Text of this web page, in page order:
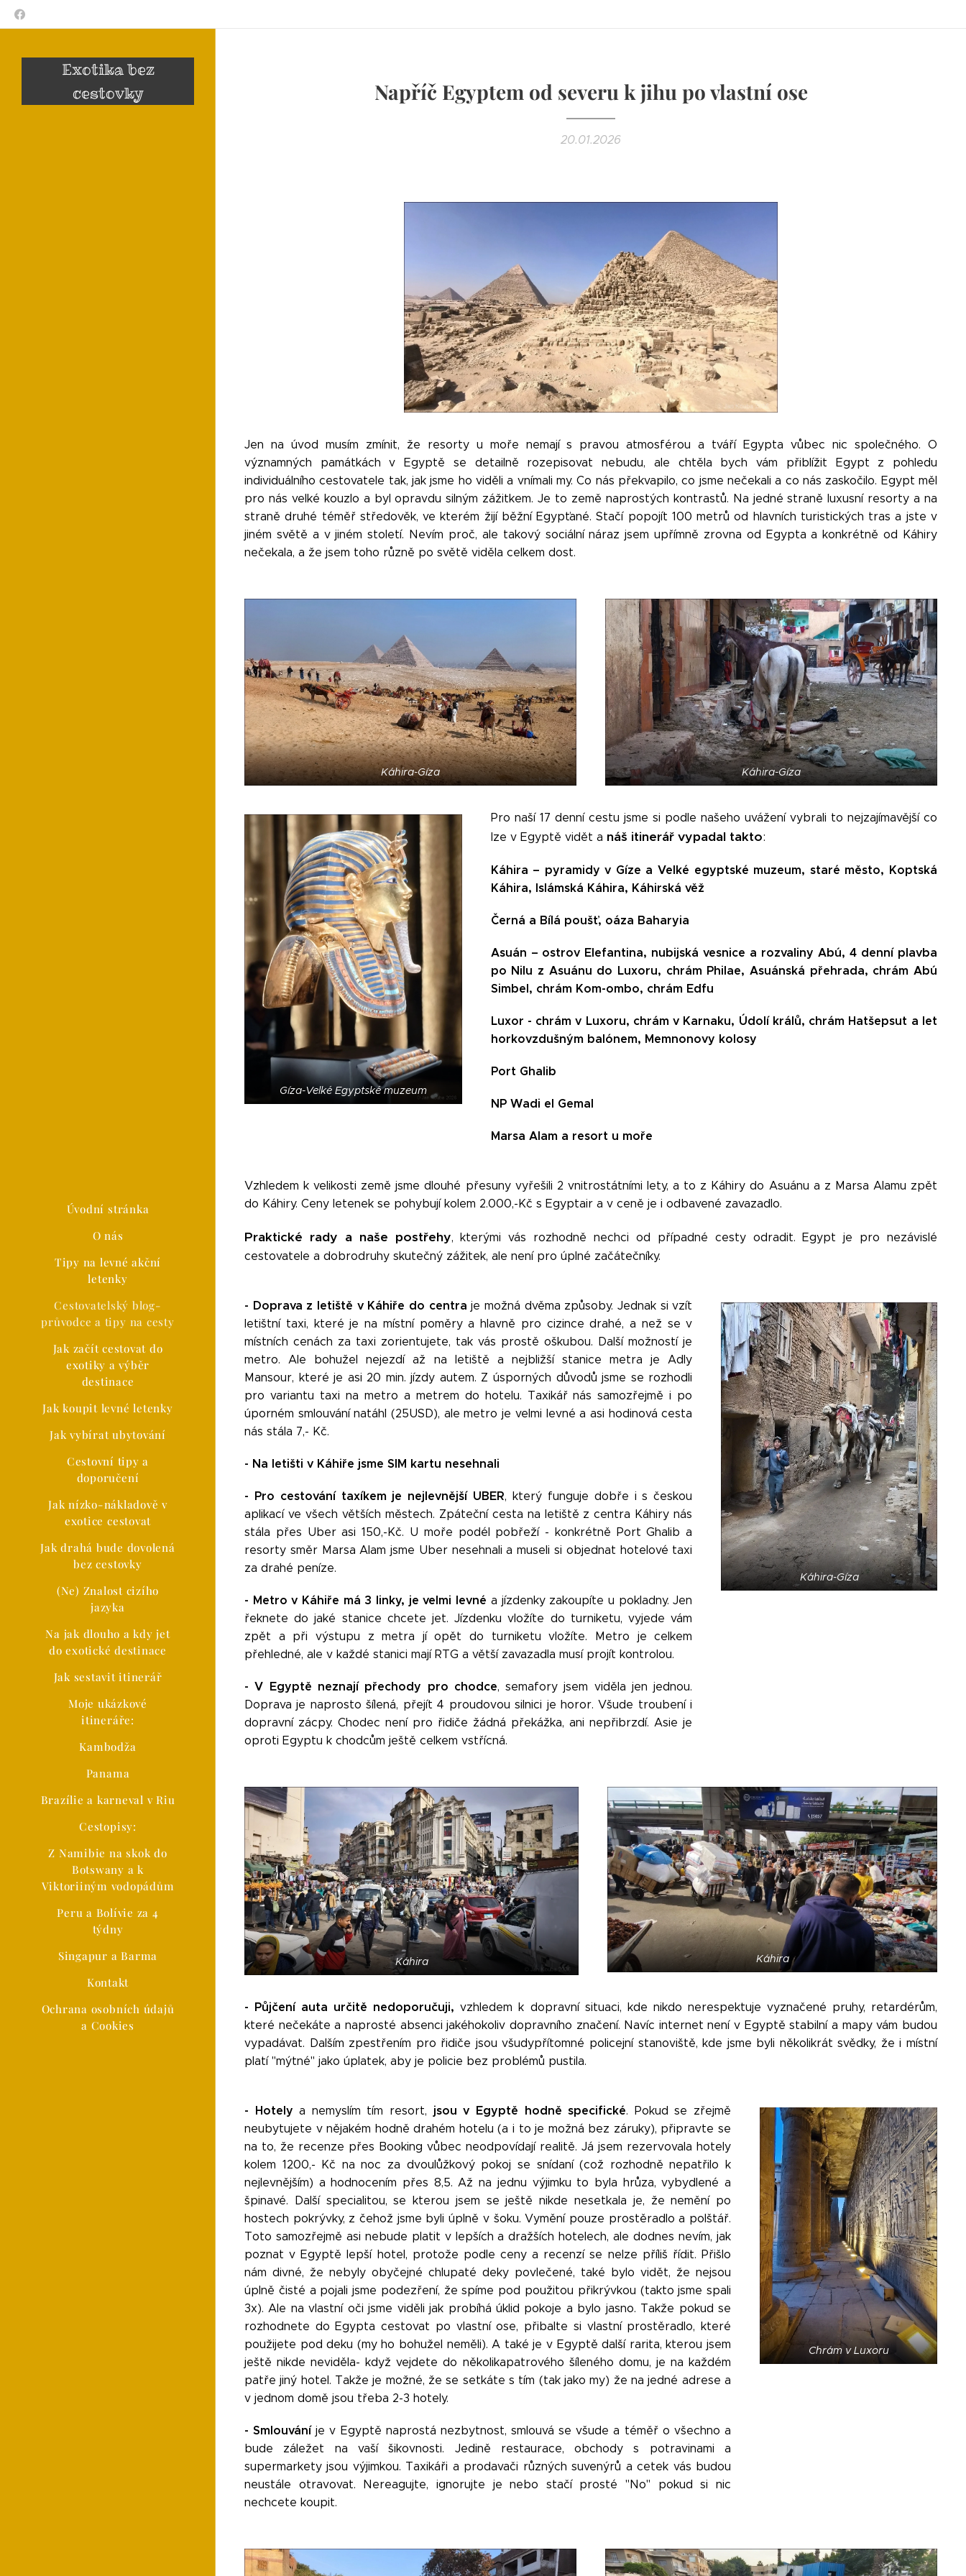
Exotika bez
cestovky
Úvodní stránka
O nás
Tipy na levné akční
letenky
Cestovatelský blog-
průvodce a tipy na cesty
Jak začít cestovat do
exotiky a výběr
destinace
Jak koupit levné letenky
Jak vybírat ubytování
Cestovní tipy a
doporučení
Jak nízko-nákladově v
exotice cestovat
Jak drahá bude dovolená
bez cestovky
(Ne) Znalost cizího
jazyka
Na jak dlouho a kdy jet
do exotické destinace
Jak sestavit itinerář
Moje ukázkové
itineráře:
Kambodža
Panama
Brazílie a karneval v Riu
Cestopisy:
Z Namibie na skok do
Botswany a k
Viktoriiným vodopádům
Peru a Bolívie za 4
týdny
Singapur a Barma
Kontakt
Ochrana osobních údajů
a Cookies
Napříč Egyptem od severu k jihu po vlastní ose
20.01.2026
Jen na úvod musím zmínit, že resorty u moře nemají s pravou atmosférou a tváří Egypta vůbec nic společného. O
významných památkách v Egyptě se detailně rozepisovat nebudu, ale chtěla bych vám přiblížit Egypt z pohledu
individuálního cestovatele tak, jak jsme ho viděli a vnímali my. Co nás překvapilo, co jsme nečekali a co nás zaskočilo. Egypt měl
pro nás velké kouzlo a byl opravdu silným zážitkem. Je to země naprostých kontrastů. Na jedné straně luxusní resorty a na
straně druhé téměř středověk, ve kterém žijí běžní Egypťané. Stačí popojít 100 metrů od hlavních turistických tras a jste v
jiném světě a v jiném století. Nevím proč, ale takový sociální náraz jsem upřímně zrovna od Egypta a konkrétně od Káhiry
nečekala, a že jsem toho různě po světě viděla celkem dost.
Káhira-Gíza Káhira-Gíza
Gíza-Velké Egyptské muzeum
Pro naší 17 denní cestu jsme si podle našeho uvážení vybrali to nejzajímavější co
lze v Egyptě vidět a náš itinerář vypadal takto:
Káhira – pyramidy v Gíze a Velké egyptské muzeum, staré město, Koptská
Káhira, Islámská Káhira, Káhirská věž
Černá a Bílá poušť, oáza Baharyia
Asuán – ostrov Elefantina, nubijská vesnice a rozvaliny Abú, 4 denní plavba
po Nilu z Asuánu do Luxoru, chrám Philae, Asuánská přehrada, chrám Abú
Simbel, chrám Kom-ombo, chrám Edfu
Luxor - chrám v Luxoru, chrám v Karnaku, Údolí králů, chrám Hatšepsut a let
horkovzdušným balónem, Memnonovy kolosy
Port Ghalib
NP Wadi el Gemal
Marsa Alam a resort u moře
Vzhledem k velikosti země jsme dlouhé přesuny vyřešili 2 vnitrostátními lety, a to z Káhiry do Asuánu a z Marsa Alamu zpět
do Káhiry. Ceny letenek se pohybují kolem 2.000,-Kč s Egyptair a v ceně je i odbavené zavazadlo.
Praktické rady a naše postřehy, kterými vás rozhodně nechci od případné cesty odradit. Egypt je pro nezávislé
cestovatele a dobrodruhy skutečný zážitek, ale není pro úplné začátečníky.
- Doprava z letiště v Káhiře do centra je možná dvěma způsoby. Jednak si vzít
letištní taxi, které je na místní poměry a hlavně pro cizince drahé, a než se v
místních cenách za taxi zorientujete, tak vás prostě oškubou. Další možností je
metro. Ale bohužel nejezdí až na letiště a nejbližší stanice metra je Adly
Mansour, které je asi 20 min. jízdy autem. Z úsporných důvodů jsme se rozhodli
pro variantu taxi na metro a metrem do hotelu. Taxikář nás samozřejmě i po
úporném smlouvání natáhl (25USD), ale metro je velmi levné a asi hodinová cesta
nás stála 7,- Kč.
- Na letišti v Káhiře jsme SIM kartu nesehnali
- Pro cestování taxíkem je nejlevnější UBER, který funguje dobře i s českou
aplikací ve všech větších městech. Zpáteční cesta na letiště z centra Káhiry nás
stála přes Uber asi 150,-Kč. U moře podél pobřeží - konkrétně Port Ghalib a
resorty směr Marsa Alam jsme Uber nesehnali a museli si objednat hotelové taxi
za drahé peníze.
- Metro v Káhiře má 3 linky, je velmi levné a jízdenky zakoupíte u pokladny. Jen
řeknete do jaké stanice chcete jet. Jízdenku vložíte do turniketu, vyjede vám
zpět a při výstupu z metra jí opět do turniketu vložíte. Metro je celkem
přehledné, ale v každé stanici mají RTG a větší zavazadla musí projít kontrolou.
- V Egyptě neznají přechody pro chodce, semafory jsem viděla jen jednou.
Doprava je naprosto šílená, přejít 4 proudovou silnici je horor. Všude troubení i
dopravní zácpy. Chodec není pro řidiče žádná překážka, ani nepřibrzdí. Asie je
oproti Egyptu k chodcům ještě celkem vstřícná.
Káhira-Gíza
Káhira Káhira
- Půjčení auta určitě nedoporučuji, vzhledem k dopravní situaci, kde nikdo nerespektuje vyznačené pruhy, retardérům,
které nečekáte a naprosté absenci jakéhokoliv dopravního značení. Navíc internet není v Egyptě stabilní a mapy vám budou
vypadávat. Dalším zpestřením pro řidiče jsou všudypřítomné policejní stanoviště, kde jsme byli několikrát svědky, že i místní
platí "mýtné" jako úplatek, aby je policie bez problémů pustila.
- Hotely a nemyslím tím resort, jsou v Egyptě hodně specifické. Pokud se zřejmě
neubytujete v nějakém hodně drahém hotelu (a i to je možná bez záruky), připravte se
na to, že recenze přes Booking vůbec neodpovídají realitě. Já jsem rezervovala hotely
kolem 1200,- Kč na noc za dvoulůžkový pokoj se snídaní (což rozhodně nepatřilo k
nejlevnějším) a hodnocením přes 8,5. Až na jednu výjimku to byla hrůza, vybydlené a
špinavé. Další specialitou, se kterou jsem se ještě nikde nesetkala je, že nemění po
hostech pokrývky, z čehož jsme byli úplně v šoku. Vymění pouze prostěradlo a polštář.
Toto samozřejmě asi nebude platit v lepších a dražších hotelech, ale dodnes nevím, jak
poznat v Egyptě lepší hotel, protože podle ceny a recenzí se nelze příliš řídit. Přišlo
nám divné, že nebyly obyčejné chlupaté deky povlečené, také bylo vidět, že nejsou
úplně čisté a pojali jsme podezření, že spíme pod použitou přikrývkou (takto jsme spali
3x). Ale na vlastní oči jsme viděli jak probíhá úklid pokoje a bylo jasno. Takže pokud se
rozhodnete do Egypta cestovat po vlastní ose, přibalte si vlastní prostěradlo, které
použijete pod deku (my ho bohužel neměli). A také je v Egyptě další rarita, kterou jsem
ještě nikde neviděla- když vejdete do několikapatrového šíleného domu, je na každém
patře jiný hotel. Takže je možné, že se setkáte s tím (tak jako my) že na jedné adrese a
v jednom domě jsou třeba 2-3 hotely.
- Smlouváníje v Egyptě naprostá nezbytnost, smlouvá se všude a téměř o všechno a
bude záležet na vaší šikovnosti. Jedině restaurace, obchody s potravinami a
supermarkety jsou výjimkou. Taxikáři a prodavači různých suvenýrů a cetek vás budou
neustále otravovat. Nereagujte, ignorujte je nebo stačí prosté "No" pokud si nic
nechcete koupit.
Chrám v Luxoru